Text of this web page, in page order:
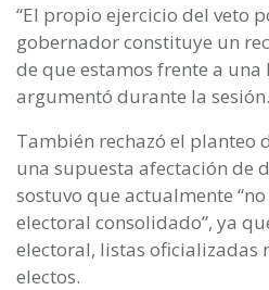
“El propio ejercicio del veto
gobernador constituye un
de que estamos frente a una
argumentó durante la sesión.
También rechazó el planteo
una supuesta afectación de
sostuvo que actualmente
electoral consolidado”, ya
electoral, listas oficializadas
electos.